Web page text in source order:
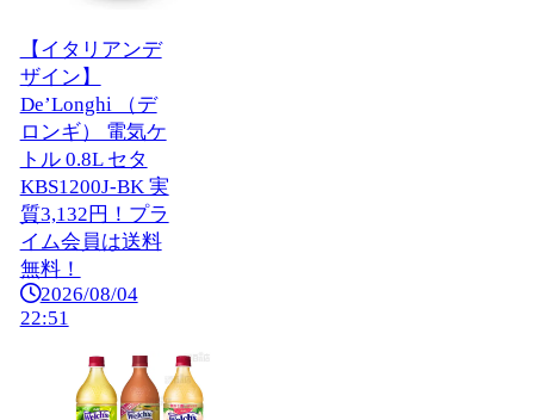
【イタリアンデ
ザイン】
De’Longhi （デ
ロンギ） 電気ケ
トル 0.8L セタ
KBS1200J-BK 実
質3,132円！プラ
イム会員は送料
無料！
2026/08/04
22:51